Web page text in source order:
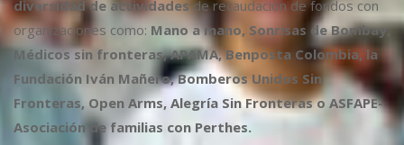
diversidad de actividadesde recaudación de fondos con
organizaciones como: Mano a mano, Sonrisas de Bombay,
Médicos sin fronteras, APAMA, Benposta Colombia, la
Fundación Iván Mañero, Bomberos Unidos Sin
Fronteras, Open Arms, Alegría Sin Fronteras o ASFAPE-
Asociación de familias con Perthes.